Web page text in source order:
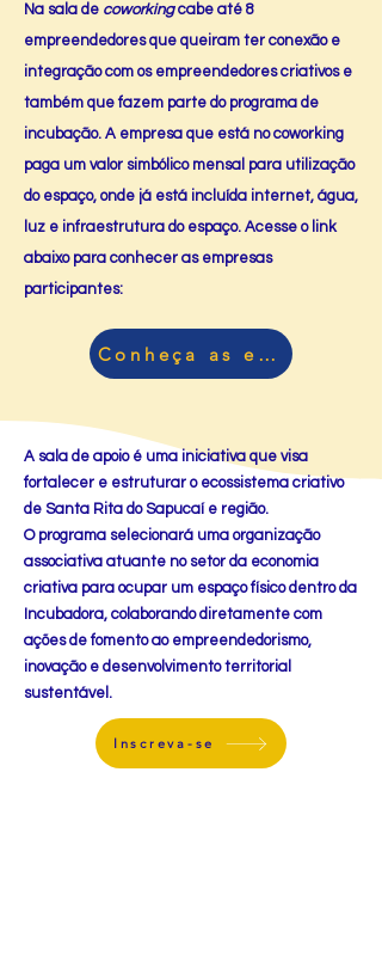
Na sala de coworkingcabe até 8
empreendedores que queiram ter conexão e
integração com os empreendedores criativos e
também que fazem parte do programa de
incubação. A empresa que está no coworking
paga um valor simbólico mensal para utilização
do espaço, onde já está incluída internet, água,
luz e infraestrutura do espaço. Acesse o link
abaixo para conhecer as empresas
participantes:
Conheça as empresas
A sala de apoio é uma iniciativa que visa
fortalecer e estruturar o ecossistema criativo
de Santa Rita do Sapucaí e região.
O programa selecionará uma organização
associativa atuante no setor da economia
criativa para ocupar um espaço físico dentro da
Incubadora, colaborando diretamente com
ações de fomento ao empreendedorismo,
inovação e desenvolvimento territorial
sustentável.
Inscreva-se